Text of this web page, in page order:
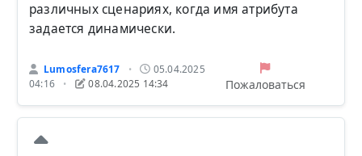
различных сценариях, когда имя атрибута
задается динамически.
Lumosfera7617 •
05.04.2025
04:16
• 08.04.2025 14:34 Пожаловаться